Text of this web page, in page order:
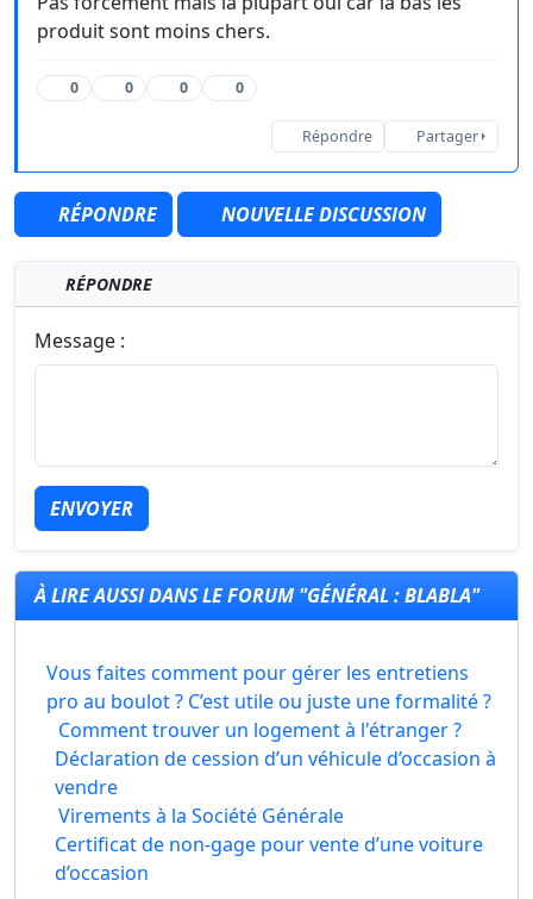
produit sont moins chers.
0 0 0 0
Répondre Partager
RÉPONDRE NOUVELLE DISCUSSION
RÉPONDRE
Message :
ENVOYER
À LIRE AUSSI DANS LE FORUM "GÉNÉRAL : BLABLA"
Vous faites comment pour gérer les entretiens
pro au boulot ? C’est utile ou juste une formalité ?
Comment trouver un logement à l'étranger ?
Déclaration de cession d’un véhicule d’occasion à
vendre
Virements à la Société Générale
Certificat de non-gage pour vente d’une voiture
d’occasion